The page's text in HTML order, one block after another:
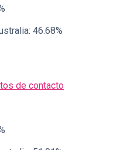
46.68%
de contacto